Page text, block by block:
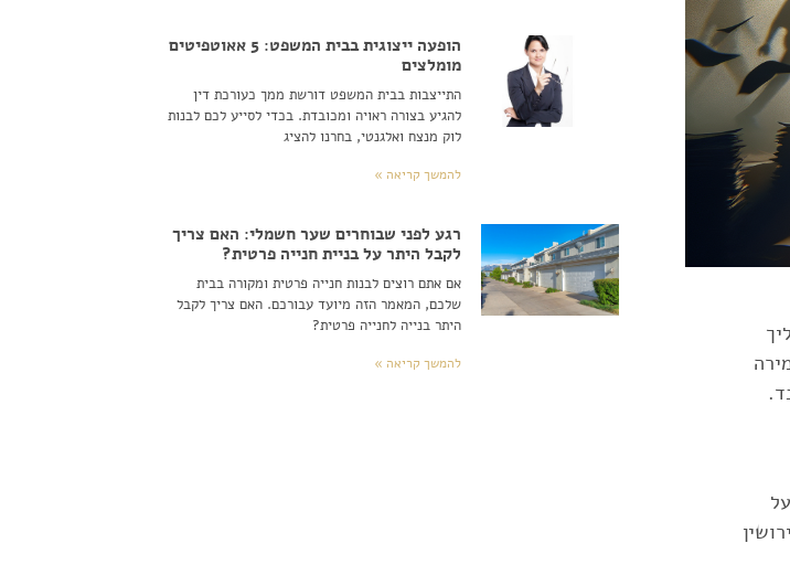
הופעה ייצוגית בבית המשפט: 5 אאוטפיטים
מומלצים
התייצבות בבית המשפט דורשת ממך כעורכת דין
להגיע בצורה ראויה ומכובדת. בכדי לסייע לכם לבנות
לוק מנצח ואלגנטי, בחרנו להציג
להמשך קריאה »
רגע לפני שבוחרים שער חשמלי: האם צריך
לקבל היתר על בניית חנייה פרטית?
אם אתם רוצים לבנות חנייה פרטית ומקורה בבית
שלכם, המאמר הזה מיועד עבורכם. האם צריך לקבל
היתר בנייה לחנייה פרטית?
להמשך קריאה »